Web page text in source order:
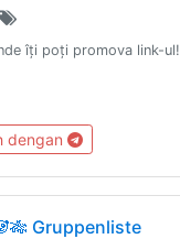
îți poți promova link-ul!
dengan
Gruppenliste